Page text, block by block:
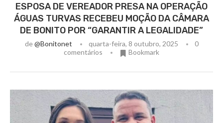
ESPOSA DE VEREADOR PRESA NA OPERAÇÃO
ÁGUAS TURVAS RECEBEU MOÇÃO DA CÂMARA
DE BONITO POR “GARANTIR A LEGALIDADE”
de@bonitonet quarta-feira, 8 outubro, 2025
0
comentários
Bookmark